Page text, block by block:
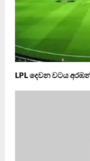
LPL දෙවන වටය